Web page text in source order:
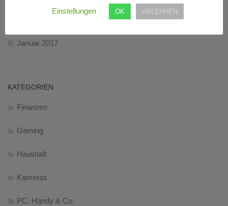
Januar 2017
KATEGORIEN
Finanzen
Gaming
Haushalt
Kameras
PC, Handy & Co.
Einstellungen
OK ABLEHNEN